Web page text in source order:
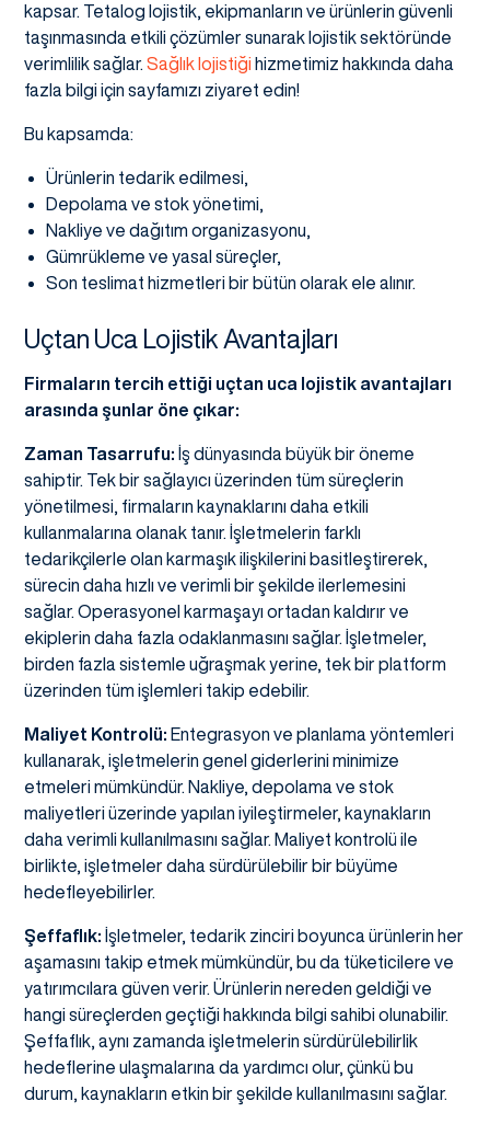
kapsar. Tetalog lojistik, ekipmanların ve ürünlerin güvenli
taşınmasında etkili çözümler sunarak lojistik sektöründe
verimlilik sağlar. Sağlık lojistiği hizmetimiz hakkında daha
fazla bilgi için sayfamızı ziyaret edin!
Bu kapsamda:
Ürünlerin tedarik edilmesi,
Depolama ve stok yönetimi,
Nakliye ve dağıtım organizasyonu,
Gümrükleme ve yasal süreçler,
Son teslimat hizmetleri bir bütün olarak ele alınır.
Uçtan Uca Lojistik Avantajları
Firmaların tercih ettiği uçtan uca lojistik avantajları
arasında şunlar öne çıkar:
Zaman Tasarrufu: İş dünyasında büyük bir öneme
sahiptir. Tek bir sağlayıcı üzerinden tüm süreçlerin
yönetilmesi, firmaların kaynaklarını daha etkili
kullanmalarına olanak tanır. İşletmelerin farklı
tedarikçilerle olan karmaşık ilişkilerini basitleştirerek,
sürecin daha hızlı ve verimli bir şekilde ilerlemesini
sağlar. Operasyonel karmaşayı ortadan kaldırır ve
ekiplerin daha fazla odaklanmasını sağlar. İşletmeler,
birden fazla sistemle uğraşmak yerine, tek bir platform
üzerinden tüm işlemleri takip edebilir.
Maliyet Kontrolü: Entegrasyon ve planlama yöntemleri
kullanarak, işletmelerin genel giderlerini minimize
etmeleri mümkündür. Nakliye, depolama ve stok
maliyetleri üzerinde yapılan iyileştirmeler, kaynakların
daha verimli kullanılmasını sağlar. Maliyet kontrolü ile
birlikte, işletmeler daha sürdürülebilir bir büyüme
hedefleyebilirler.
Şeffaflık: İşletmeler, tedarik zinciri boyunca ürünlerin her
aşamasını takip etmek mümkündür, bu da tüketicilere ve
yatırımcılara güven verir. Ürünlerin nereden geldiği ve
hangi süreçlerden geçtiği hakkında bilgi sahibi olunabilir.
Şeffaflık, aynı zamanda işletmelerin sürdürülebilirlik
hedeflerine ulaşmalarına da yardımcı olur, çünkü bu
durum, kaynakların etkin bir şekilde kullanılmasını sağlar.